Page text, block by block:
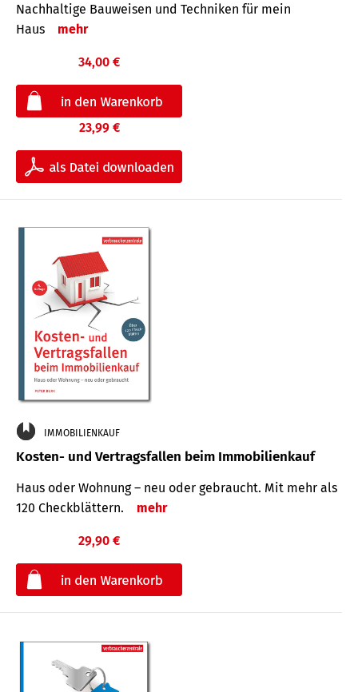
Nachhaltige Bauweisen und Techniken für mein
Haus
mehr
34,00 €
23,99 €
IMMOBILIENKAUF
Kosten- und Vertragsfallen beim Immobilienkauf
Haus oder Wohnung – neu oder gebraucht. Mit mehr als
120 Check­blättern.
mehr
29,90 €